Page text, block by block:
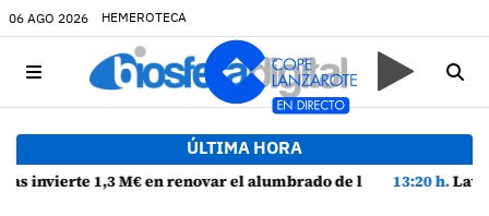
06 AGO 2026 HEMEROTECA
ÚLTIMA HORA
avenida Alcalde Florencio Suárez y 31 calles aledañas
13:20 h.Lava Live Festival se consolida como atractivo turístico